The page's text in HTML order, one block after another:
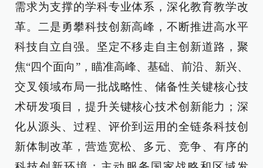
需求为支撑的学科专业体系，深化教育教学改
革。二是勇攀科技创新高峰，不断推进高水平
科技自立自强。坚定不移走自主创新道路，聚
焦“四个面向”，瞄准高峰、基础、前沿、新兴、
交叉领域布局一批战略性、储备性关键核心技
术研发项目，提升关键核心技术创新能力；深
化从源头、过程、评价到运用的全链条科技创
新体制改革，营造宽松、多元、竞争、有序的